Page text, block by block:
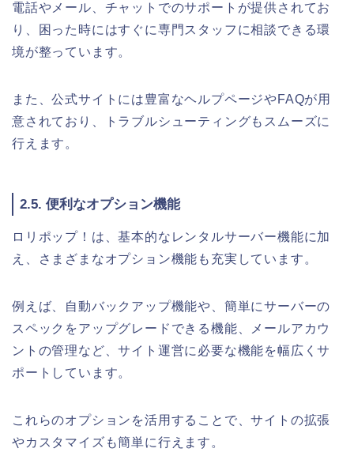
電話やメール、チャットでのサポートが提供されてお
り、困った時にはすぐに専門スタッフに相談できる環
境が整っています。
また、公式サイトには豊富なヘルプページやFAQが用
意されており、トラブルシューティングもスムーズに
行えます。
2.5. 便利なオプション機能
ロリポップ！は、基本的なレンタルサーバー機能に加
え、さまざまなオプション機能も充実しています。
例えば、自動バックアップ機能や、簡単にサーバーの
スペックをアップグレードできる機能、メールアカウ
ントの管理など、サイト運営に必要な機能を幅広くサ
ポートしています。
これらのオプションを活用することで、サイトの拡張
やカスタマイズも簡単に行えます。